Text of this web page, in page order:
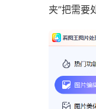
夹”把需要